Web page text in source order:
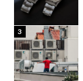
3